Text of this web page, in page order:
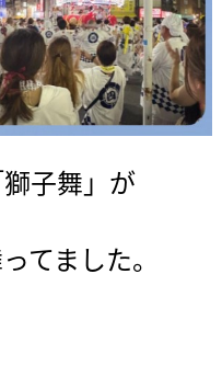
子舞」が
てました。